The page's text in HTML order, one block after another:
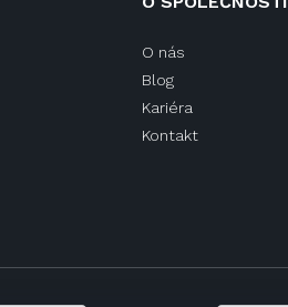
O nás
Blog
Kariéra
Kontakt